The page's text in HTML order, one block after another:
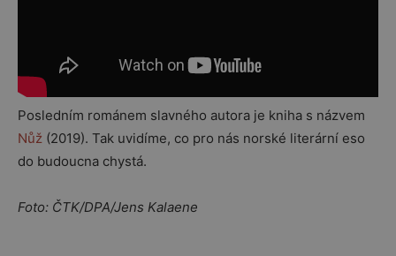
Posledním románem slavného autora je kniha s názvem
Nůž (2019). Tak uvidíme, co pro nás norské literární eso
do budoucna chystá.
Foto: ČTK/DPA/Jens Kalaene